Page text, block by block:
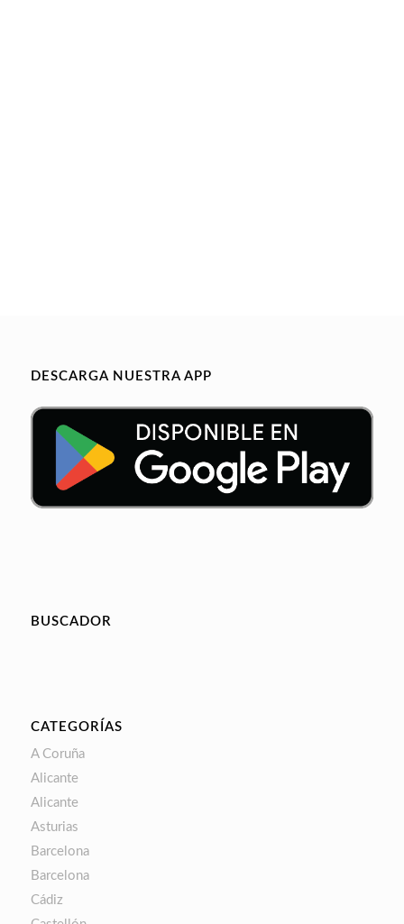
DESCARGA NUESTRA APP
BUSCADOR
CATEGORÍAS
A Coruña
Alicante
Alicante
Asturias
Barcelona
Barcelona
Cádiz